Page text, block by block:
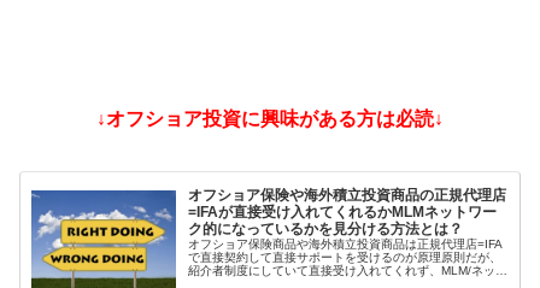
↓オフショア投資に興味がある方は必読↓
オフショア保険や海外積立投資商品の正規代理店
=IFAが直接受け入れてくれるかMLMネットワー
ク的になっているかを見分ける方法とは？
オフショア保険商品や海外積立投資商品は正規代理店=IFA
で直接契約して直接サポートを受けるのが原理原則だが、
紹介者制度にしていて直接受け入れてくれず、MLM/ネット